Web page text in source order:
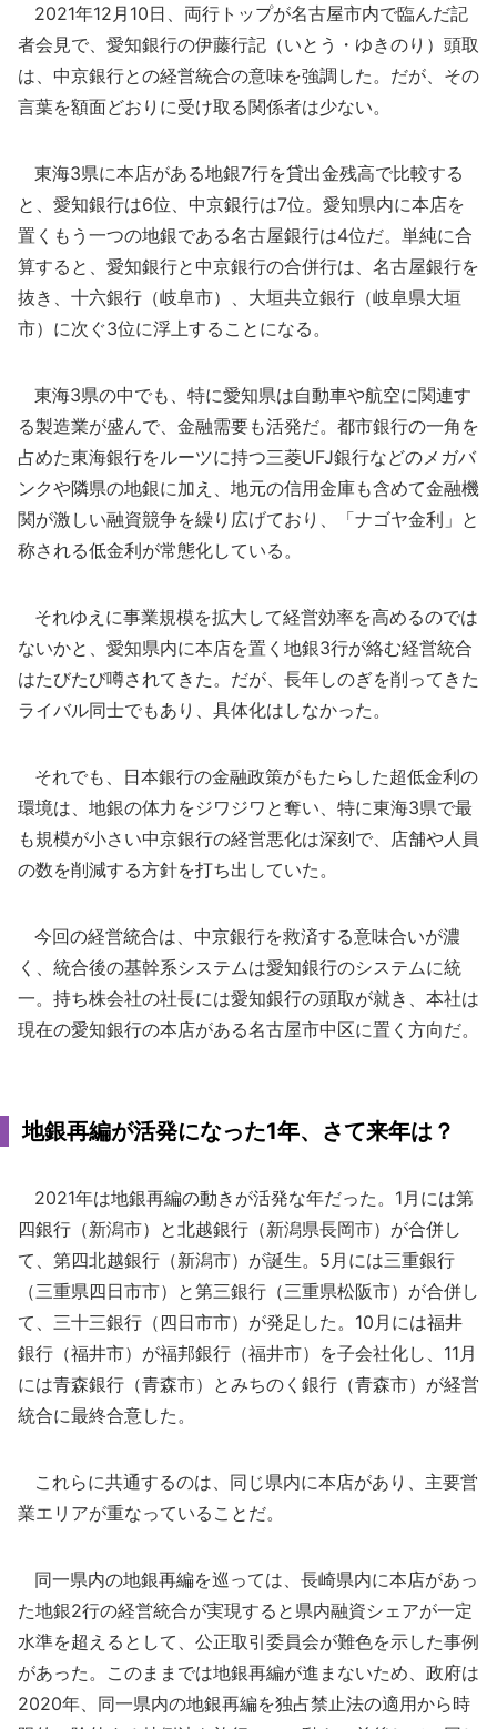
2021年12月10日、両行トップが名古屋市内で臨んだ記
者会見で、愛知銀行の伊藤行記（いとう・ゆきのり）頭取
は、中京銀行との経営統合の意味を強調した。だが、その
言葉を額面どおりに受け取る関係者は少ない。
東海3県に本店がある地銀7行を貸出金残高で比較する
と、愛知銀行は6位、中京銀行は7位。愛知県内に本店を
置くもう一つの地銀である名古屋銀行は4位だ。単純に合
算すると、愛知銀行と中京銀行の合併行は、名古屋銀行を
抜き、十六銀行（岐阜市）、大垣共立銀行（岐阜県大垣
市）に次ぐ3位に浮上することになる。
東海3県の中でも、特に愛知県は自動車や航空に関連す
る製造業が盛んで、金融需要も活発だ。都市銀行の一角を
占めた東海銀行をルーツに持つ三菱UFJ銀行などのメガバ
ンクや隣県の地銀に加え、地元の信用金庫も含めて金融機
関が激しい融資競争を繰り広げており、「ナゴヤ金利」と
称される低金利が常態化している。
それゆえに事業規模を拡大して経営効率を高めるのでは
ないかと、愛知県内に本店を置く地銀3行が絡む経営統合
はたびたび噂されてきた。だが、長年しのぎを削ってきた
ライバル同士でもあり、具体化はしなかった。
それでも、日本銀行の金融政策がもたらした超低金利の
環境は、地銀の体力をジワジワと奪い、特に東海3県で最
も規模が小さい中京銀行の経営悪化は深刻で、店舗や人員
の数を削減する方針を打ち出していた。
今回の経営統合は、中京銀行を救済する意味合いが濃
く、統合後の基幹系システムは愛知銀行のシステムに統
一。持ち株会社の社長には愛知銀行の頭取が就き、本社は
現在の愛知銀行の本店がある名古屋市中区に置く方向だ。
地銀再編が活発になった1年、さて来年は？
2021年は地銀再編の動きが活発な年だった。1月には第
四銀行（新潟市）と北越銀行（新潟県長岡市）が合併し
て、第四北越銀行（新潟市）が誕生。5月には三重銀行
（三重県四日市市）と第三銀行（三重県松阪市）が合併し
て、三十三銀行（四日市市）が発足した。10月には福井
銀行（福井市）が福邦銀行（福井市）を子会社化し、11月
には青森銀行（青森市）とみちのく銀行（青森市）が経営
統合に最終合意した。
これらに共通するのは、同じ県内に本店があり、主要営
業エリアが重なっていることだ。
同一県内の地銀再編を巡っては、長崎県内に本店があっ
た地銀2行の経営統合が実現すると県内融資シェアが一定
水準を超えるとして、公正取引委員会が難色を示した事例
があった。このままでは地銀再編が進まないため、政府は
2020年、同一県内の地銀再編を独占禁止法の適用から時